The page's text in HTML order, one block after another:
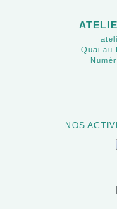
Quai au
NOS